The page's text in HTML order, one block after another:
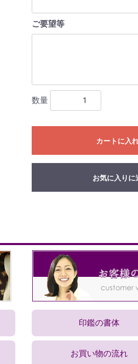
ご要望等
数量
カートに入
お気に入りに
印鑑の書体
お買い物の流れ